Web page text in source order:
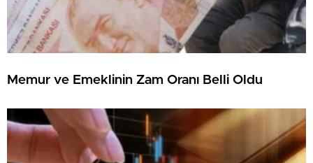
Memur ve Emeklinin Zam Oranı Belli Oldu